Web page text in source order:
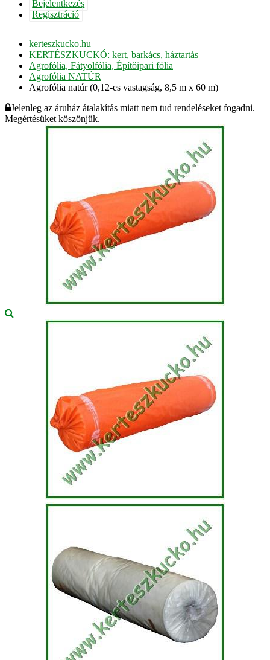
Bejelentkezés
Regisztráció
kerteszkucko.hu
KERTÉSZKUCKÓ: kert, barkács, háztartás
Agrofólia, Fátyolfólia, Építőipari fólia
Agrofólia NATÚR
Agrofólia natúr (0,12-es vastagság, 8,5 m x 60 m)
Jelenleg az áruház átalakítás miatt nem tud rendeléseket fogadni.
Megértésüket köszönjük.